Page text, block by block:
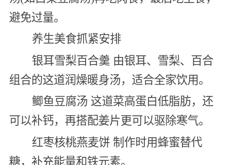
避免过量。
养生美食抓紧安排
银耳雪梨百合羹 由银耳、雪梨、百合
组合的这道润燥暖身汤，适合全家饮用。
鲫鱼豆腐汤 这道菜高蛋白低脂肪，还
可以补钙，再搭配姜片更可以驱除寒气。
红枣核桃燕麦饼 制作时用蜂蜜替代
糖，补充能量和铁元素。